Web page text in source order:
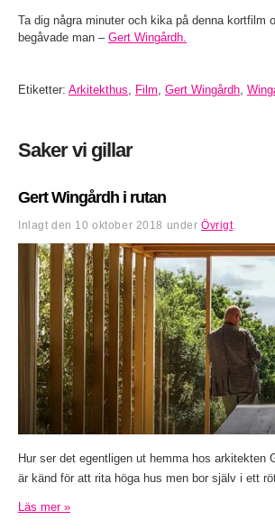
Ta dig några minuter och kika på denna kortfilm
begåvade man – Gert Wingårdh.
Etiketter: Arkitekthus, Film, Gert Wingårdh,
Saker vi gillar
Gert Wingårdh i rutan
Inlagt den 10 oktober 2018 underÖvrigt.
Hur ser det egentligen ut hemma hos arkitekten
är känd för att rita höga hus men bor själv i ett
Läs mer »